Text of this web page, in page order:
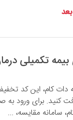
دات کام، این کد
دریافت کنید. برای
سامانه مقایسه، ...